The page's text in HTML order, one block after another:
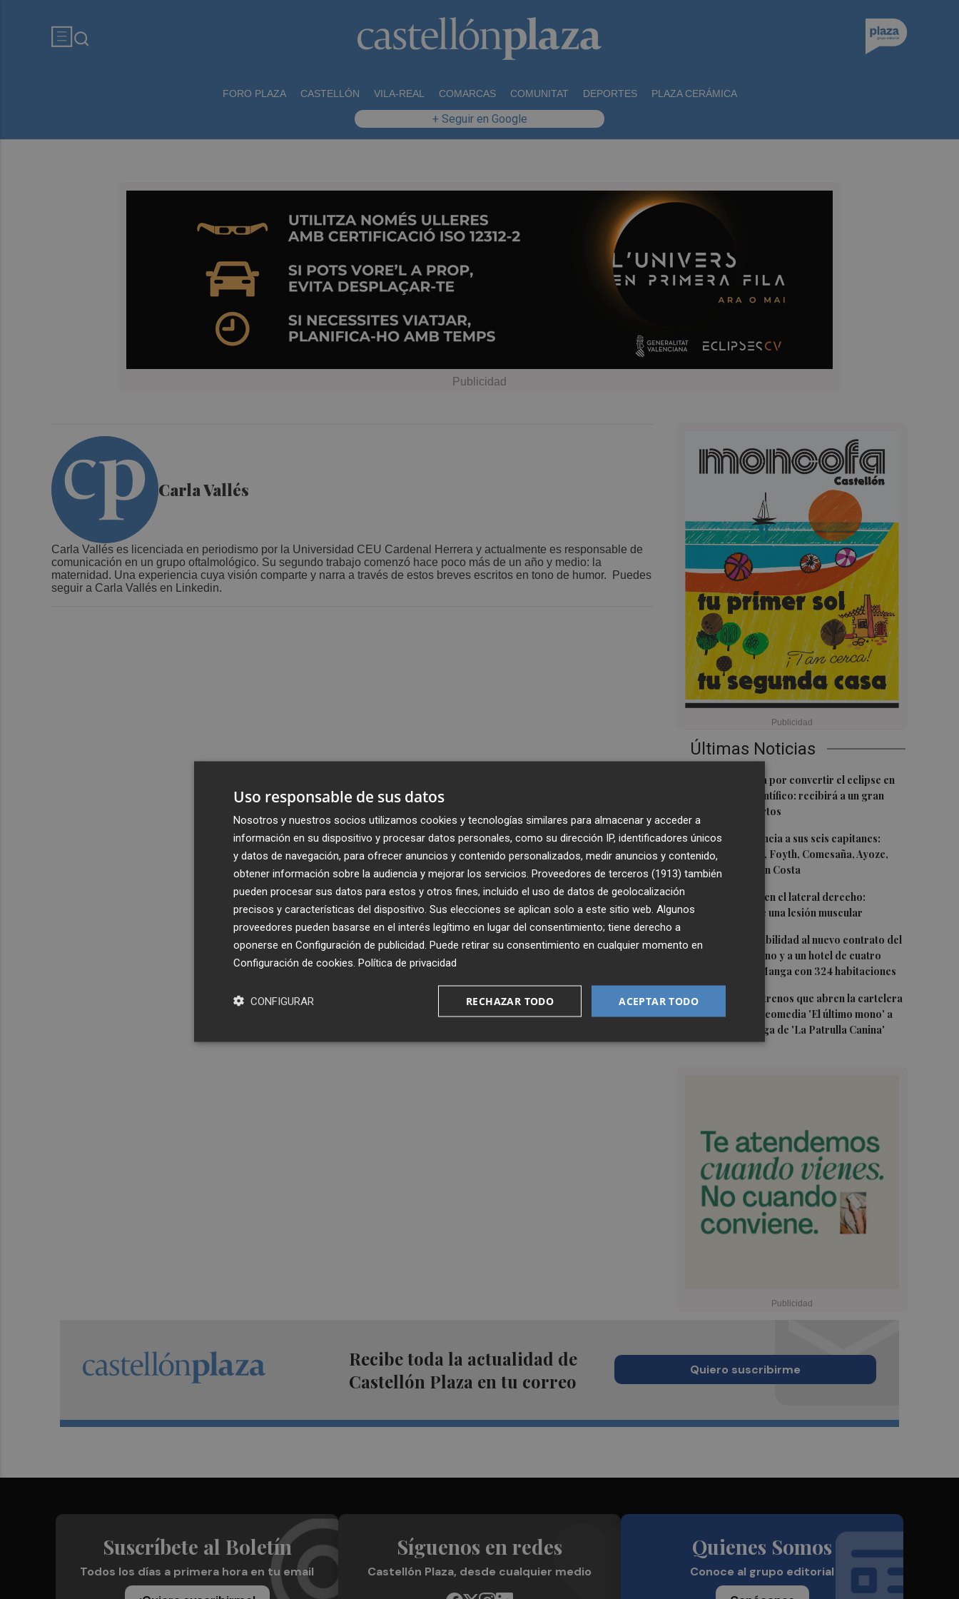
FORO PLAZA CASTELLÓN VILA-REAL COMARCAS COMUNITAT DEPORTES PLAZA CERÁMICA
+ Seguir en Google
Carla Vallés
Carla Vallés es licenciada en periodismo por la Universidad CEU Cardenal Herrera y actualmente es responsable de
comunicación en un grupo oftalmológico. Su segundo trabajo comenzó hace poco más de un año y medio: la
maternidad. Una experiencia cuya visión comparte y narra a través de estos breves escritos en tono de humor. Puedes
seguir a Carla Vallés en Linkedin.
Últimas Noticias
Castelló apuesta por convertir el eclipse en
un referente científico: recibirá a un gran
equipo de expertos
2 El Villarreal anuncia a sus seis capitanes:
Gerard Moreno, Foyth, Comesaña, Ayoze,
Cardona y Logan Costa
3
Más problemas en el lateral derecho:
Monferrer sufre una lesión muscular
4 San Javier da viabilidad al nuevo contrato del
transporte urbano y a un hotel de cuatro
estrellas en La Manga con 324 habitaciones
5Estos son los estrenos que abren la cartelera
en agosto: de la comedia 'El último mono' a
una nueva entrega de 'La Patrulla Canina'
Recibe toda la actualidad de
Castellón Plaza en tu correo
Quiero suscribirme
Suscríbete al Boletín
Todos los días a primera hora en tu email
Síguenos en redes
Castellón Plaza, desde cualquier medio
Quienes Somos
Conoce al grupo editorial
Uso responsable de sus datos
Nosotros y nuestros socios utilizamos cookies y tecnologías similares para almacenar y acceder a
información en su dispositivo y procesar datos personales, como su dirección IP, identificadores únicos
y datos de navegación, para ofrecer anuncios y contenido personalizados, medir anuncios y contenido,
obtener información sobre la audiencia y mejorar los servicios. Proveedores de terceros (1913) también
pueden procesar sus datos para estos y otros fines, incluido el uso de datos de geolocalización
precisos y características del dispositivo. Sus elecciones se aplican solo a este sitio web. Algunos
proveedores pueden basarse en el interés legítimo en lugar del consentimiento; tiene derecho a
oponerse en Configuración de publicidad . Puede retirar su consentimiento en cualquier momento en
Configuración de cookies Política de privacidad
ACEPTAR TODO
RECHAZAR TODO
CONFIGURAR